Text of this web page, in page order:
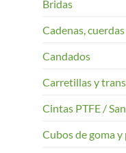
Bridas
Cadenas,
Candados
Carretillas y
Cintas PTFE /
Cubos de goma